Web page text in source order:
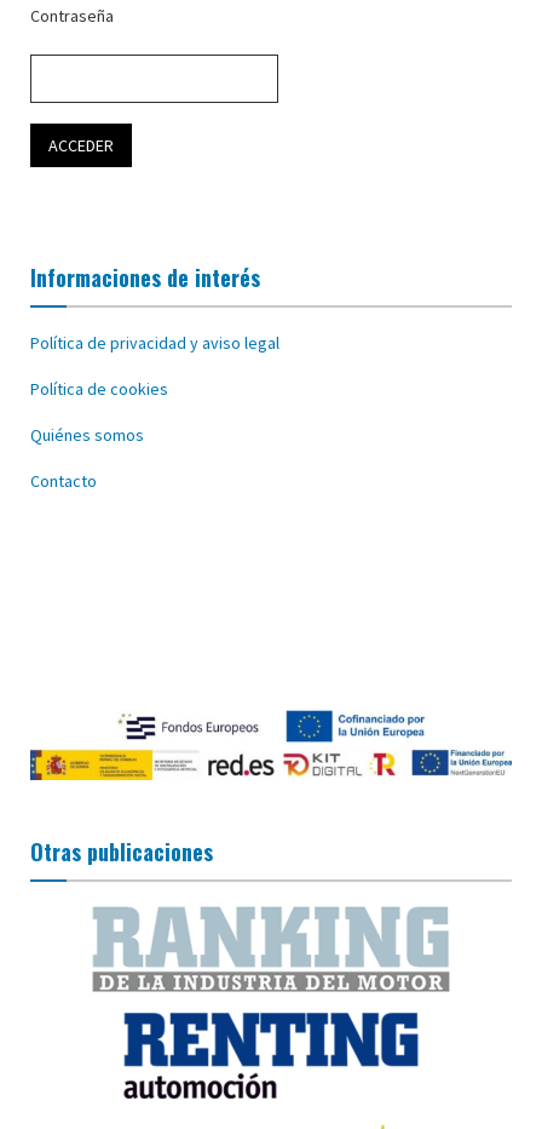
Contraseña
Informaciones de interés
Política de privacidad y aviso legal
Política de cookies
Quiénes somos
Contacto
Otras publicaciones